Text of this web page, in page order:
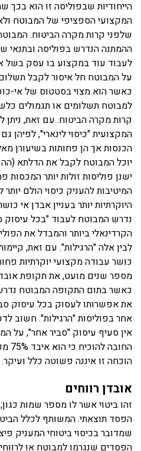
הייחודיות שבפוליסה זו הוא בכך
המקצועי הספציפי של המבוטח
שלפני קרות מקרה הביטוח.
ההמתנה הנדרש בפוליסה ובתנאי
לעבוד עוד במקצוע בו עסק בשל
על המבוטח חל איסור לקבל
כאשר הוא מצוי בסטטוס של אי-
למבוטח תשלומים או תגמולים
קרות מקרה הביטוח. עם זאת, ניתן
המקצועית "כיסוי לינארי", לפיהן
הכנסות אך הן פחותות בשיעורן
יוכל המבוטח לקבל את הדלתא
ישנן פוליסות זולות יותר המכסות
המיטיבות להעניק כיסוי הולם
היוקרתיות יותר בעניין אבדן אי
נדרש המבוטח לעבוד "בכל עיסוק
הקרדינאלי ביותר והמבדל את
לבין אלה "הרגילות". עם זאת,
כושר עבודה מקצועי יוקרתיות
מספר שנים מועט, את תקופת
כאשר בתום התקופה המבוטח
את אפשרותו לעסוק בכל עיסוק
אחר בפוליסות "הרגילות". חשוב
אין סעיף עיסוק "סביר אחר", על
הוכחה זו איננה פשוטה כלל ועיקר.
אובדן רווחים
זהו ביטוי אשר לו מספר שמות
הפסד תוצאתי. המשותף לכלל
שמדובר בכיסוי ביטוחי המעניק
הפסדים שנגרמו למבוטח או